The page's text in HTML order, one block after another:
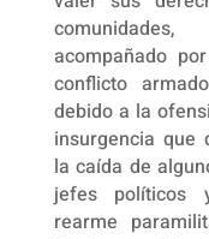
acompañado
conflicto
debido a la
insurgencia que
la caída de
jefes políticos
rearme